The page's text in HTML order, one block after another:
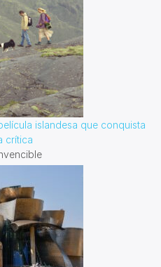
islandesa que conquista
crítica